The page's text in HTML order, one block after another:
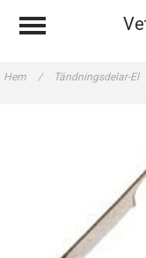
Hem / Tändningsdelar-El